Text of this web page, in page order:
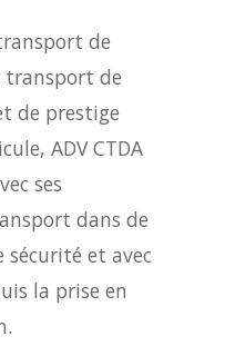
de
transport de
de prestige
ADV CTDA
ses
dans de
et avec
la prise en